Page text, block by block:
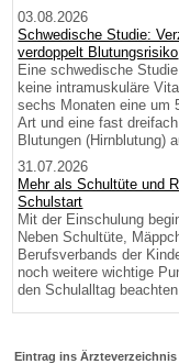
03.08.2026
Schwedische Studie:
verdoppelt Blutungsrisiko
Eine schwedische
keine intramuskuläre
sechs Monaten eine um
Art und eine fast
Blutungen (Hirnblutung)
31.07.2026
Mehr als Schultüte und
Schulstart
Mit der Einschulung
Neben Schultüte,
Berufsverbands der
noch weitere wichtige
den Schulalltag
Eintrag ins Ärzteverzeichnis